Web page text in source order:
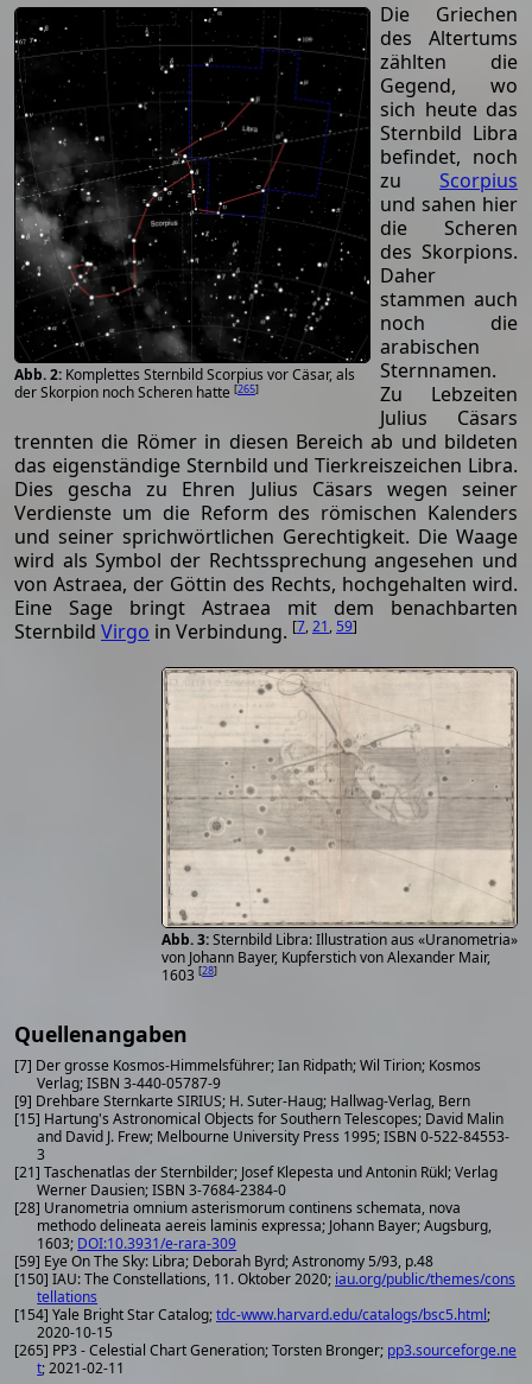
Komplettes Sternbild Scorpius vor Cäsar, als
der Skorpion noch Scheren hatte [265]
Die Griechen
des Altertums
zählten die
Gegend, wo
sich heute das
Sternbild Libra
befindet, noch
zu Scorpius
und sahen hier
die Scheren
des Skorpions.
Daher
stammen auch
noch die
arabischen
Sternnamen.
Zu Lebzeiten
Julius Cäsars
trennten die Römer in diesen Bereich ab und bildeten
das eigenständige Sternbild und Tierkreiszeichen Libra.
Dies gescha zu Ehren Julius Cäsars wegen seiner
Verdienste um die Reform des römischen Kalenders
und seiner sprichwörtlichen Gerechtigkeit. Die Waage
wird als Symbol der Rechtssprechung angesehen und
von Astraea, der Göttin des Rechts, hochgehalten wird.
Eine Sage bringt Astraea mit dem benachbarten
Sternbild Virgo in Verbindung. [7,21, 59]
Sternbild Libra: Illustration aus «Uranometria»
von Johann Bayer, Kupferstich von Alexander Mair,
1603 [28]
Quellenangaben
[7] Der grosse Kosmos-Himmelsführer; Ian Ridpath; Wil Tirion; Kosmos
Verlag; ISBN 3-440-05787-9
[9] Drehbare Sternkarte SIRIUS; H. Suter-Haug; Hallwag-Verlag, Bern
[15] Hartung's Astronomical Objects for Southern Telescopes; David Malin
and David J. Frew; Melbourne University Press 1995; ISBN 0-522-84553-
3
[21] Taschenatlas der Sternbilder; Josef Klepesta und Antonin Rükl; Verlag
Werner Dausien; ISBN 3-7684-2384-0
[28] Uranometria omnium asterismorum continens schemata, nova
methodo delineata aereis laminis expressa; Johann Bayer; Augsburg,
1603; DOI:10.3931/e-rara-309
[59] Eye On The Sky: Libra; Deborah Byrd; Astronomy 5/93, p.48
[150] IAU: The Constellations, 11. Oktober 2020; iau.org/public/themes/cons
tellations
[154] Yale Bright Star Catalog;tdc-www.harvard.edu/catalogs/bsc5.html;
2020-10-15
[265] PP3 - Celestial Chart Generation; Torsten Bronger; pp3.sourceforge.ne
t; 2021-02-11